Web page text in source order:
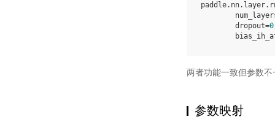
paddle. nn. layer.
dropout=
两者功能一致但参数
参数映射